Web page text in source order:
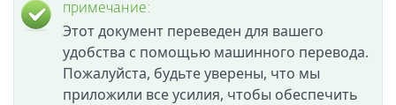
примечание:
Этот документ переведен для вашего
удобства с помощью машинного перевода.
Пожалуйста, будьте уверены, что мы
приложили все усилия, чтобы обеспечить